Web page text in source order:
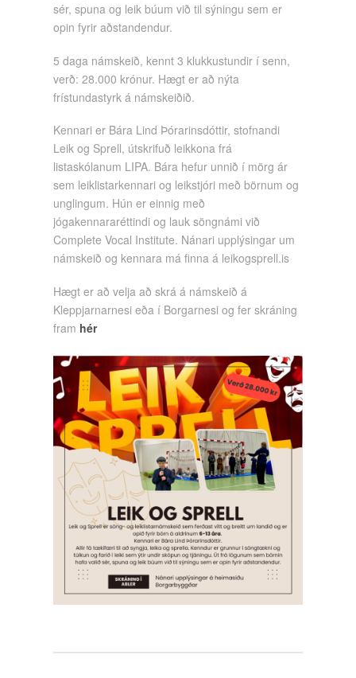
sér, spuna og leik búum við til sýningu sem er
opin fyrir aðstandendur.
5 daga námskeið, kennt 3 klukkustundir í senn,
verð: 28.000 krónur. Hægt er að nýta
frístundastyrk á námskeiðið.
Kennari er Bára Lind Þórarinsdóttir, stofnandi
Leik og Sprell, útskrifuð leikkona frá
listaskólanum LIPA. Bára hefur unnið í mörg ár
sem leiklistarkennari og leikstjóri með börnum og
unglingum. Hún er einnig með
jógakennararéttindi og lauk söngnámi við
Complete Vocal Institute. Nánari upplýsingar um
námskeið og kennara má finna á leikogsprell.is
Hægt er að velja að skrá á námskeið á
Kleppjarnarnesi eða í Borgarnesi og fer skráning
fram hér